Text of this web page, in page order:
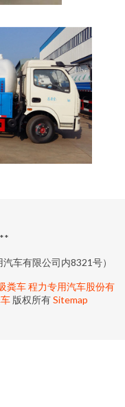
车有限公司内8321号）
粪车 程力专用汽车股份有
版权所有Sitemap